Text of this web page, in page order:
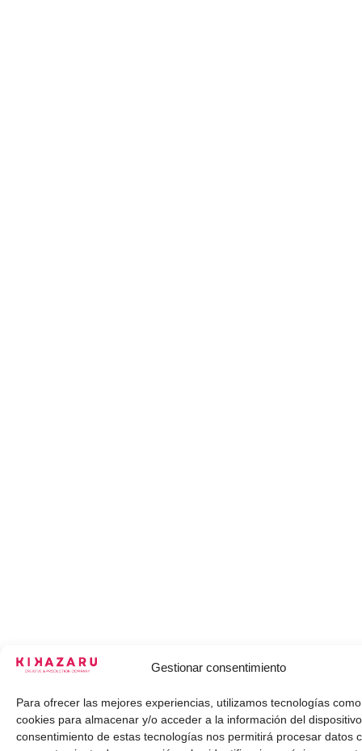
Gestionar consentimiento
Para ofrecer las mejores experiencias, utilizamos tecnologías
cookies para almacenar y/o acceder a la información del
consentimiento de estas tecnologías nos permitirá procesar datos